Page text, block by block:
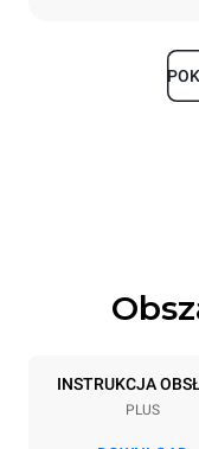
5
Rozstaw blach
INSTRUKCJA
PLUS